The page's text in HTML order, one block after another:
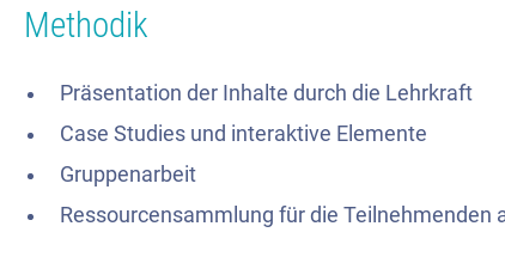
Methodik
Präsentation der Inhalte durch die Lehrkraft
Case Studies und interaktive Elemente
Gruppenarbeit
Ressourcensammlung für die Teilnehmenden